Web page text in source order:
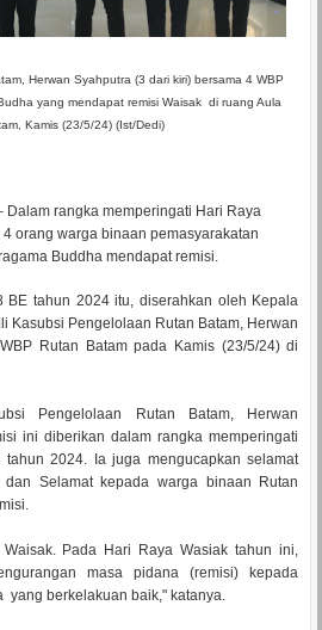
Herwan Syahputra (3 dari kiri) bersama 4 WBP
yang mendapat remisi Waisak di ruang Aula
Kamis (23/5/24) (Ist/Dedi)
Dalam rangka memperingati Hari Raya
orang warga binaan pemasyarakatan
Buddha mendapat remisi.
BE tahun 2024 itu, diserahkan oleh Kepala
Kasubsi Pengelolaan Rutan Batam, Herwan
Rutan Batam pada Kamis (23/5/24) di
Pengelolaan Rutan Batam, Herwan
ini diberikan dalam rangka memperingati
2024. Ia juga mengucapkan selamat
Selamat kepada warga binaan Rutan
Pada Hari Raya Wasiak tahun ini,
masa pidana (remisi) kepada
yang berkelakuan baik," katanya.